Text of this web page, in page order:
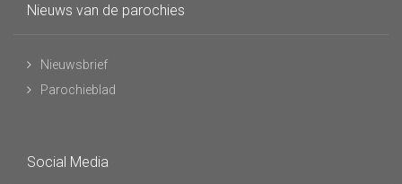
Nieuws van de parochies
Nieuwsbrief
Parochieblad
Social Media